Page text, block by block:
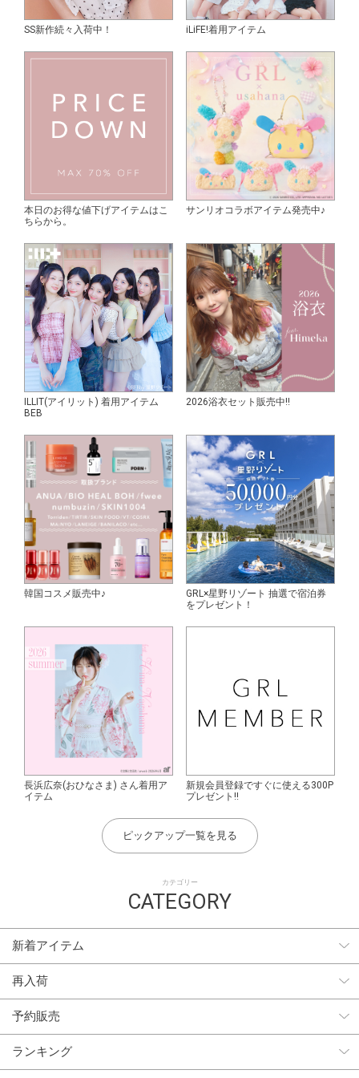
カテゴリー
CATEGORY
新着アイテム
再入荷
予約販売
ランキング
SS新作続々入荷中！ iLiFE!着用アイテム
本日のお得な値下げアイテムはこ
ちらから。
サンリオコラボアイテム発売中♪
ILLIT(アイリット) 着用アイテム
BEB
2026浴衣セット販売中!!
韓国コスメ販売中♪
GRL×星野リゾート 抽選で宿泊券
をプレゼント！
長浜広奈(おひなさま) さん着用ア
イテム
新規会員登録ですぐに使える300P
プレゼント!!
ピックアップ一覧を見る